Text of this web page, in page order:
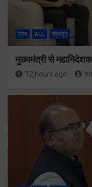
राज्य ALL देहरादून
मुख्यमंत्री से महानिदेशक
12 hours ago